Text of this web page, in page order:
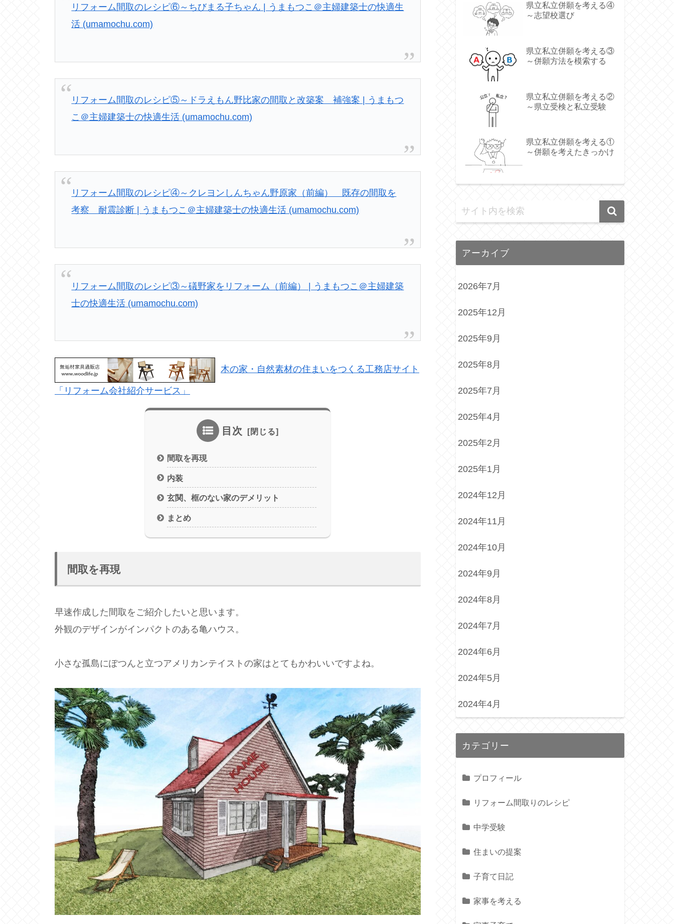
リフォーム間取のレシピ⑥～ちびまる子ちゃん | うまもつこ＠主婦建築士の快適生
活 (umamochu.com)
リフォーム間取のレシピ⑤～ドラえもん野比家の間取と改築案 補強案 | うまもつ
こ＠主婦建築士の快適生活 (umamochu.com)
リフォーム間取のレシピ④～クレヨンしんちゃん野原家（前編） 既存の間取を
考察 耐震診断 | うまもつこ＠主婦建築士の快適生活 (umamochu.com)
リフォーム間取のレシピ③～礒野家をリフォーム（前編） | うまもつこ＠主婦建築
士の快適生活 (umamochu.com)
木の家・自然素材の住まいをつくる工務店サイト
「リフォーム会社紹介サービス」
目次
間取を再現
内装
玄関、框のない家のデメリット
まとめ
間取を再現
早速作成した間取をご紹介したいと思います。
外観のデザインがインパクトのある亀ハウス。
小さな孤島にぽつんと立つアメリカンテイストの家はとてもかわいいですよね。
県立私立併願を考える④
～志望校選び
県立私立併願を考える③
～併願方法を模索する
県立私立併願を考える②
～県立受検と私立受験
県立私立併願を考える①
～併願を考えたきっかけ
アーカイブ
2026年7月
2025年12月
2025年9月
2025年8月
2025年7月
2025年4月
2025年2月
2025年1月
2024年12月
2024年11月
2024年10月
2024年9月
2024年8月
2024年7月
2024年6月
2024年5月
2024年4月
カテゴリー
プロフィール
リフォーム間取りのレシピ
中学受験
住まいの提案
子育て日記
家事を考える